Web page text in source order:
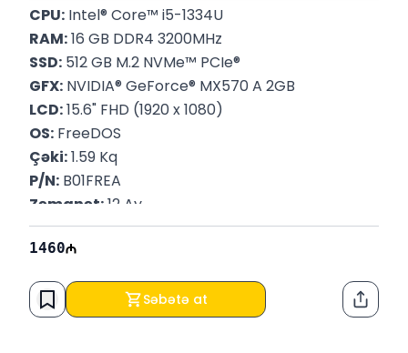
CPU: Intel® Core™ i5-1334U
RAM: 16 GB DDR4 3200MHz
SSD: 512 GB M.2 NVMe™ PCIe®
GFX: NVIDIA® GeForce® MX570 A 2GB
LCD: 15.6" FHD (1920 x 1080)
OS: FreeDOS
Çəki: 1.59 Kq
P/N: B01FREA
Zəmanət: 12 Ay
1460
Səbətə at